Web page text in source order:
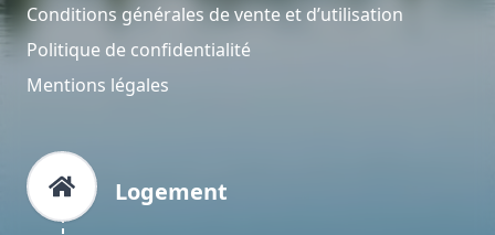
Conditions générales de vente et d’utilisation
Politique de confidentialité
Mentions légales
Logement